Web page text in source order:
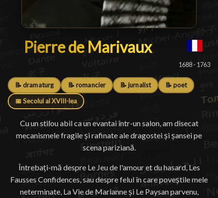
Pierre de Marivaux
Pierre de Marivaux█
1688 - 1763
📝 dramaturg 📝 romancier 📝 jurnalist 📝 poet
📅 Secolul al XVIII-lea
Cu un stilou abil ca un evantai într-un salon, am disecat
mecanismele fragile și rafinate ale dragostei și șansei pe
scena pariziană.
Întrebați-mă despre Le Jeu de l'amour et du hasard, Les
Fausses Confidences, sau despre felul în care poveștile mele
neterminate, La Vie de Marianne și Le Paysan parvenu,